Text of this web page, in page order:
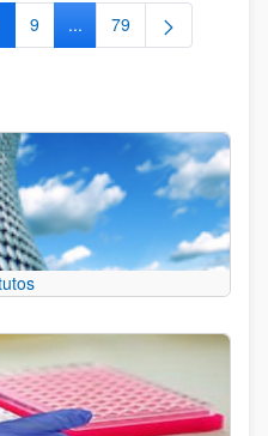
Use TAB para
Página
9 ...Páginas intermedias
Página
79